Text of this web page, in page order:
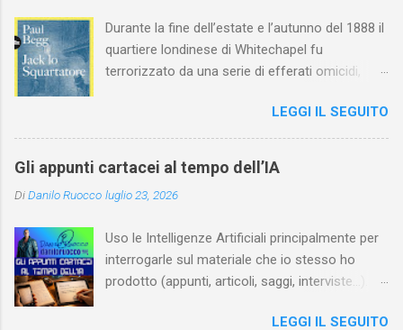
Durante la fine dell’estate e l’autunno del 1888 il
quartiere londinese di Whitechapel fu
terrorizzato da una serie di efferati omicidi,
assassino ribattezzato Jack lo Squartatore la
cui identità, tutt’oggi, resta ignota. Paul Begg in
Jack lo Squartatore: la vera storia , edito da
Utet, ricostruisce non solo i cinque omicidi
“canonicamente” addebitati a Jack lo
capitoli, soprattutto) a ricostruire la storia di
Whitechapel e del East End e a ricapitolare le
lotte intestine al Ministero dell’Interno. Ne esce
LEGGI IL SEGUITO
Gli appunti cartacei al tempo dell’IA
DiDanilo Ruocco luglio 23, 2026
Uso le Intelligenze Artificiali principalmente per
interrogarle sul materiale che io stesso ho
prodotto (appunti, articoli, saggi, interviste…).
al mio lavoro, per esempio evidenziando
LEGGI IL SEGUITO